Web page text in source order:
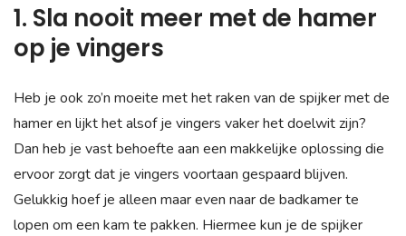
1. Sla nooit meer met de hamer
op je vingers
Heb je ook zo’n moeite met het raken van de spijker met de
hamer en lijkt het alsof je vingers vaker het doelwit zijn?
Dan heb je vast behoefte aan een makkelijke oplossing die
ervoor zorgt dat je vingers voortaan gespaard blijven.
Gelukkig hoef je alleen maar even naar de badkamer te
lopen om een kam te pakken. Hiermee kun je de spijker